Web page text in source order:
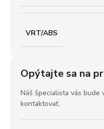
VRT/ABS
Opýtajte sa na
Náš špecialista vás bude
kontaktovať.